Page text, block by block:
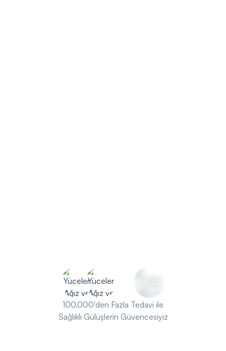
+100.000
100.000'den Fazla Tedavi ile
Sağlıklı Gülüşlerin Güvencesiyiz